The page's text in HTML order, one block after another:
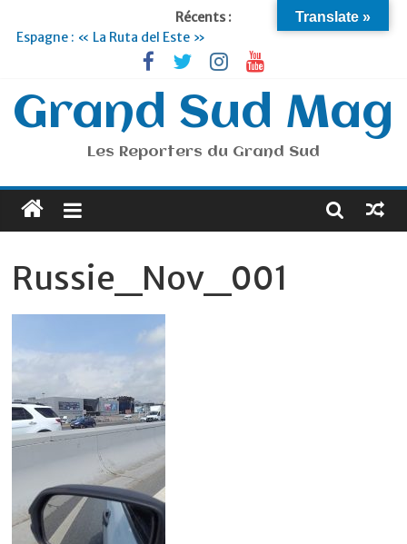
Récents :
Espagne : « La Ruta del Este »
Lyon : « Cirque Imagine »… Retour le 19 Septembre !
Briançon et la Vallée de Serre Chevalier : Le virage vert au
sommet
Je suis en Voyage
Portugal : « Tout l’Alentejo à pied »
Grand Sud Mag
Les Reporters du Grand Sud
Russie_Nov_001
Translate »